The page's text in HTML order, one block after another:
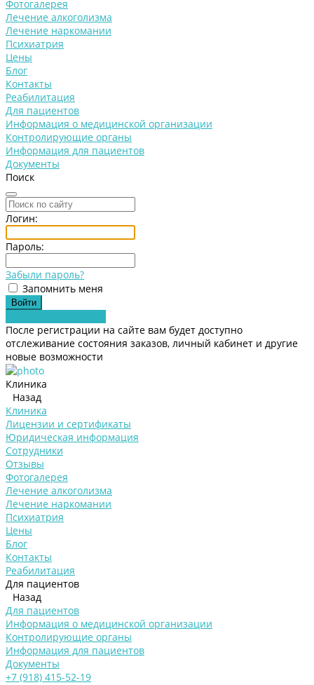
Фотогалерея
Лечение алкоголизма
Лечение наркомании
Психиатрия
Цены
Блог
Контакты
Реабилитация
Для пациентов
Информация о медицинской организации
Контролирующие органы
Информация для пациентов
Документы
Поиск
Логин:
Пароль:
Забыли пароль?
Запомнить меня
После регистрации на сайте вам будет доступно
отслеживание состояния заказов, личный кабинет и другие
новые возможности
Клиника
Назад
Клиника
Лицензии и сертификаты
Юридическая информация
Сотрудники
Отзывы
Фотогалерея
Лечение алкоголизма
Лечение наркомании
Психиатрия
Цены
Блог
Контакты
Реабилитация
Для пациентов
Назад
Для пациентов
Информация о медицинской организации
Контролирующие органы
Информация для пациентов
Документы
+7 (918) 415-52-19